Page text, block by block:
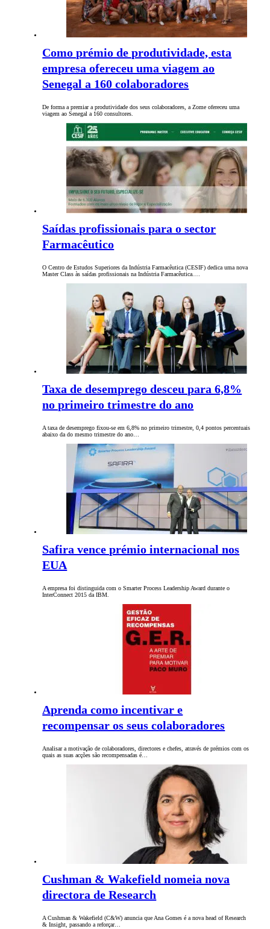
Como prémio de produtividade, esta
empresa ofereceu uma viagem ao
Senegal a 160 colaboradores
De forma a premiar a produtividade dos seus colaboradores, a Zome ofereceu uma
viagem ao Senegal a 160 consultores.
Saídas profissionais para o sector
Farmacêutico
O Centro de Estudos Superiores da Indústria Farmacêutica (CESIF) dedica uma nova
Master Class às saídas profissionais na Indústria Farmacêutica.…
Taxa de desemprego desceu para 6,8%
no primeiro trimestre do ano
A taxa de desemprego fixou-se em 6,8% no primeiro trimestre, 0,4 pontos percentuais
abaixo da do mesmo trimestre do ano…
Safira vence prémio internacional nos
EUA
A empresa foi distinguida com o Smarter Process Leadership Award durante o
InterConnect 2015 da IBM.
Aprenda como incentivar e
recompensar os seus colaboradores
Analisar a motivação de colaboradores, directores e chefes, através de prémios com os
quais as suas acções são recompensadas é…
Cushman & Wakefield nomeia nova
directora de Research
A Cushman & Wakefield (C&W) anuncia que Ana Gomes é a nova head of Research
& Insight, passando a reforçar…